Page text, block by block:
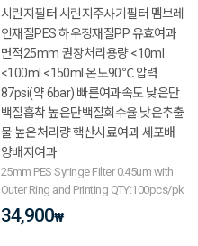
시린지필터 시린지주사기필터 멤브레
인재질PES 하우징재질PP 유효여과
면적25mm 권장처리용량 <10ml
<100ml <150ml 온도90℃ 압력
87psi(약 6bar) 빠른여과속도 낮은단
백질흡착 높은단백질회수율 낮은추출
물 높은처리량 핵산시료여과 세포배
양배지여과
25mm PES Syringe Filter 0.45um with
Outer Ring and Printing QTY:100pcs/pk
34,900₩